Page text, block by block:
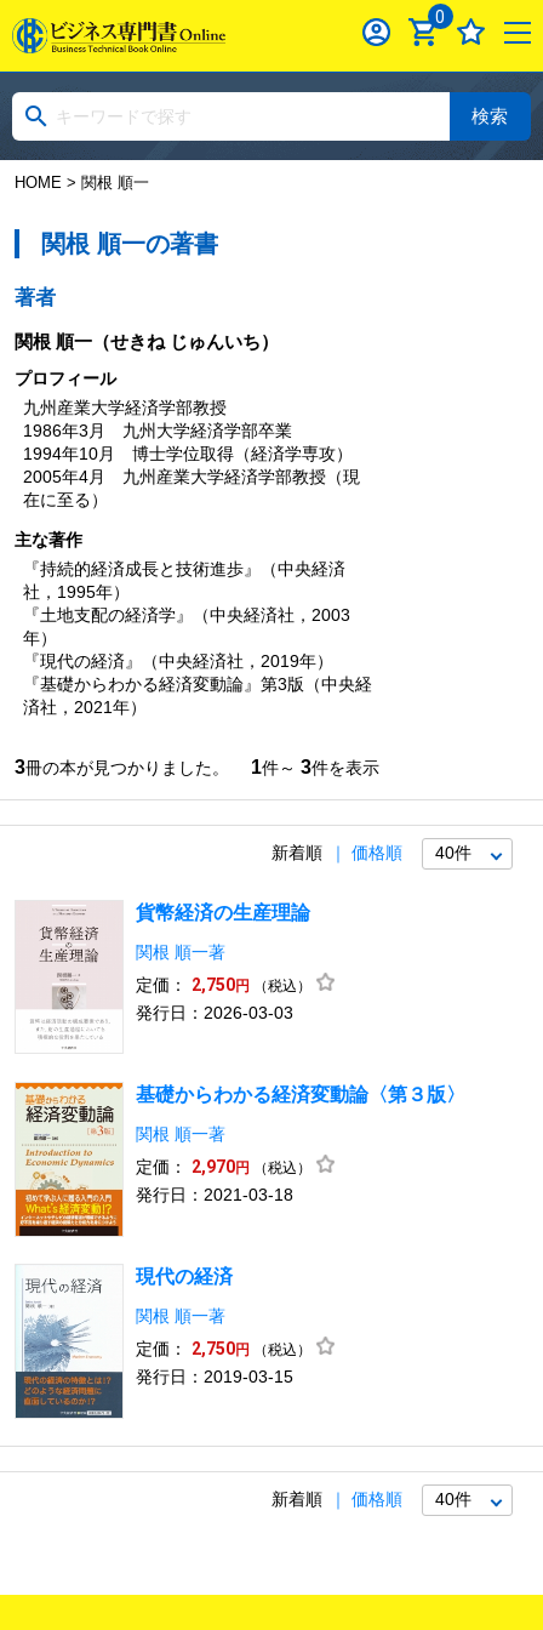
0
検索
HOME> 関根 順一
関根 順一の著書
著者
関根 順一（せきね じゅんいち）
プロフィール
九州産業大学経済学部教授
1986年3月 九州大学経済学部卒業
1994年10月 博士学位取得（経済学専攻）
2005年4月 九州産業大学経済学部教授（現
在に至る）
主な著作
『持続的経済成長と技術進歩』（中央経済
社，1995年）
『土地支配の経済学』（中央経済社，2003
年）
『現代の経済』（中央経済社，2019年）
『基礎からわかる経済変動論』第3版（中央経
済社，2021年）
3冊の本が見つかりました。 1件～ 3件を表示
新着順 価格順
貨幣経済の生産理論
関根 順一著
定価：
2,750円 （税込）
発行日：2026-03-03
基礎からわかる経済変動論〈第３版〉
関根 順一著
定価：
2,970円 （税込）
発行日：2021-03-18
現代の経済
関根 順一著
定価：
2,750円 （税込）
発行日：2019-03-15
新着順 価格順